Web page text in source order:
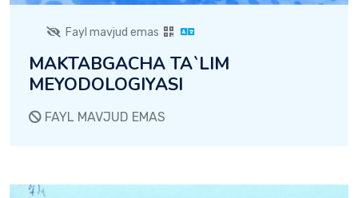
Fayl mavjud emas
MAKTABGACHA TA`LIM
MEYODOLOGIYASI
FAYL MAVJUD EMAS